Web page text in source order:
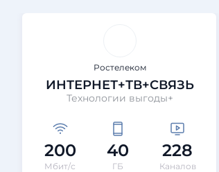
Ростелеком
ИНТЕРНЕТ+ТВ+СВЯЗЬ
Технологии выгоды+
200
Мбит/с
40
ГБ
228
Каналов